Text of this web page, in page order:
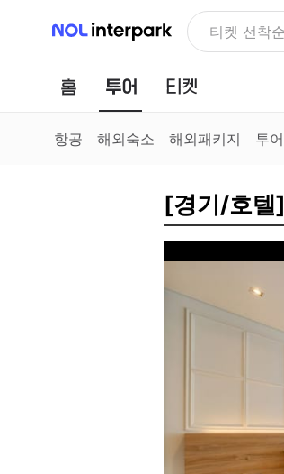
NOL 인터파크 NOLDAY,
홈 투어
항공 해외숙소 해외패키지 투
[경기/호텔